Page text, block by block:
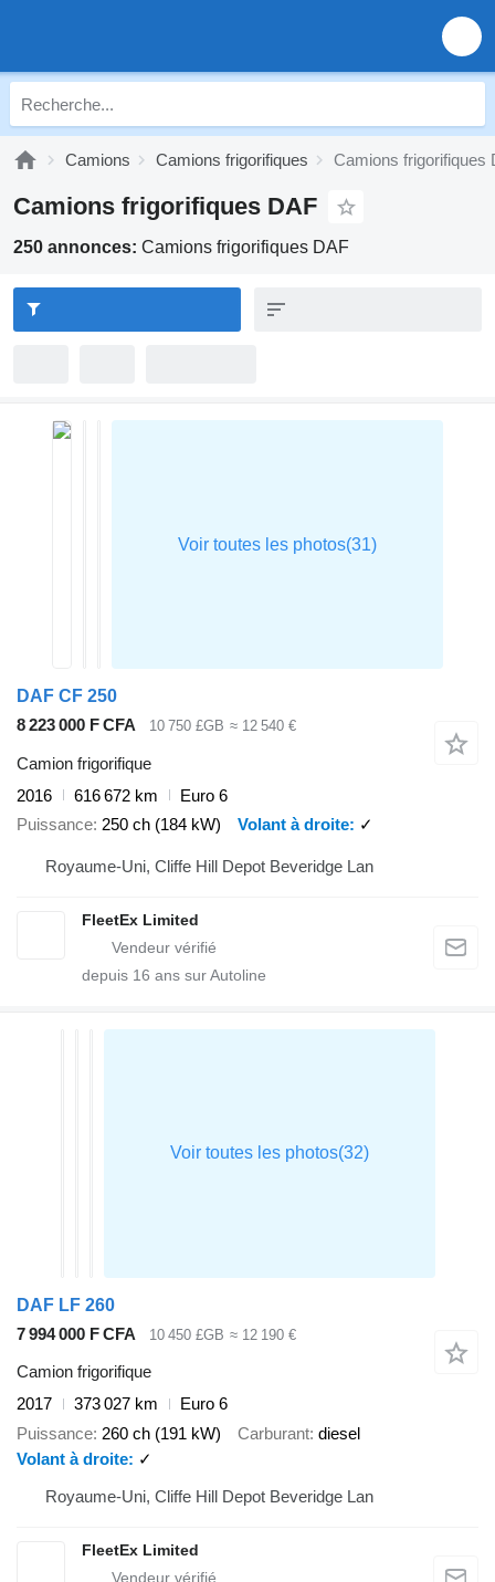
Camions Camions frigorifiques Camions frigorifiques
Camions frigorifiques DAF
250 annonces: Camions frigorifiques DAF
DAF CF 250
8 223 000 F CFA
10 750 £GB ≈ 12 540 €
Camion frigorifique
2016
616 672 km
Euro 6
Puissance 250 ch (184 kW) Volant à droite ✓
Royaume-Uni, Cliffe Hill Depot Beveridge Lan
FleetEx Limited
depuis 16 ans sur Autoline
DAF LF 260
7 994 000 F CFA
10 450 £GB ≈ 12 190 €
Camion frigorifique
2017
373 027 km
Euro 6
Puissance 260 ch (191 kW) Carburant diesel
Volant à droite
✓
Royaume-Uni, Cliffe Hill Depot Beveridge Lan
FleetEx Limited